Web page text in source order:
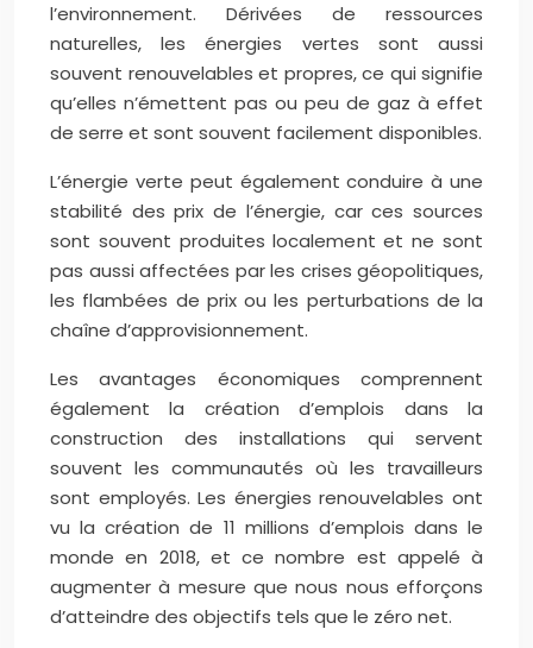
l’environnement. Dérivées de ressources
naturelles, les énergies vertes sont aussi
souvent renouvelables et propres, ce qui signifie
qu’elles n’émettent pas ou peu de gaz à effet
de serre et sont souvent facilement disponibles.
L’énergie verte peut également conduire à une
stabilité des prix de l’énergie, car ces sources
sont souvent produites localement et ne sont
pas aussi affectées par les crises géopolitiques,
les flambées de prix ou les perturbations de la
chaîne d’approvisionnement.
Les avantages économiques comprennent
également la création d’emplois dans la
construction des installations qui servent
souvent les communautés où les travailleurs
sont employés. Les énergies renouvelables ont
vu la création de 11 millions d’emplois dans le
monde en 2018, et ce nombre est appelé à
augmenter à mesure que nous nous efforçons
d’atteindre des objectifs tels que le zéro net.